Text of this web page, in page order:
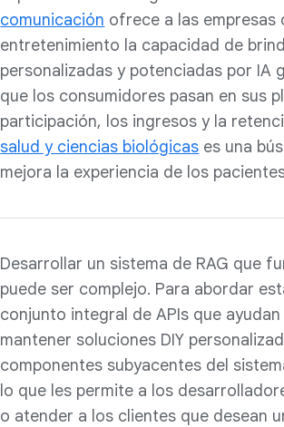
comunicación ofrece a las empresas
entretenimiento la capacidad de
personalizadas y potenciadas por IA
que los consumidores pasan en sus
participación, los ingresos y la
salud y ciencias biológicas es una
mejora la experiencia de los
Desarrollar un sistema de RAG que
puede ser complejo. Para abordar
conjunto integral de APIs que
mantener soluciones DIY
componentes subyacentes del
lo que les permite a los
o atender a los clientes que desean